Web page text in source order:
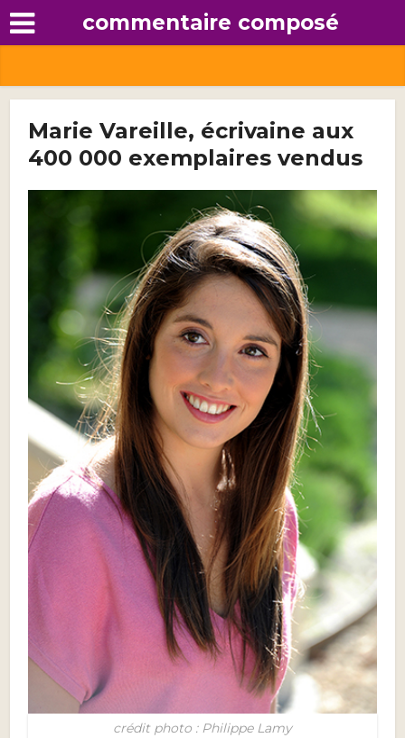
commentaire composé
Marie Vareille, écrivaine aux
400 000 exemplaires vendus
crédit photo : Philippe Lamy